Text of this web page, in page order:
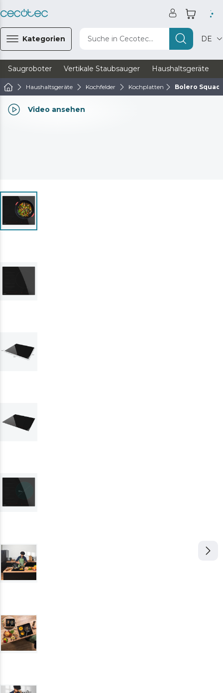
Kategorien Suche in Cecotec... DE
Saugroboter Vertikale Staubsauger Haushaltsgeräte
Haushaltsgeräte Kochfelder Kochplatten Bolero Squad
Video ansehen